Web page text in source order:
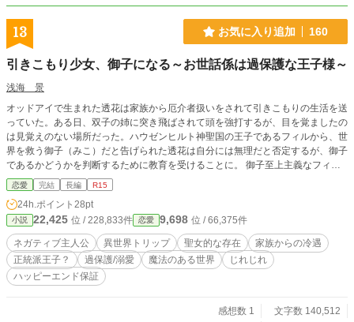
13 お気に入り追加 160
引きこもり少女、御子になる～お世話係は過保護な王子様～
浅海 景
オッドアイで生まれた透花は家族から厄介者扱いをされて引きこもりの生活を送
っていた。ある日、双子の姉に突き飛ばされて頭を強打するが、目を覚ましたの
は見覚えのない場所だった。ハウゼンヒルト神聖国の王子であるフィルから、世
界を救う御子（みこ）だと告げられた透花は自分には無理だと否定するが、御子
であるかどうかを判断するために教育を受けることに。 御子至上主義なフィル
は透花を大切にしてくれるが、自分が御子だと信じていない透花はフィルの優し
さは一時的なものだと自分に言い聞かせる。 「きっといつかはこの人もまた自
分に嫌悪し離れていくのだから」 自己肯定感ゼロの少女が過保護な王子や人と
の関わりによって、徐々に自分を取り戻す物語。
恋愛 完結 長編 R15
24h.ポイント 28pt
小説 22,425 位 / 228,833件 恋愛 9,698 位 / 66,375件
ネガティブ主人公 異世界トリップ 聖女的な存在
家族からの冷遇
正統派王子？
過保護/溺愛 魔法のある世界
じれじれ
ハッピーエンド保証
感想数 1
文字数 140,512